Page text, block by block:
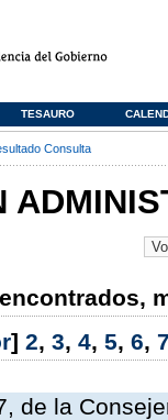
TESAURO
Consulta
] 2, 3, 4, 5, 6,
de la